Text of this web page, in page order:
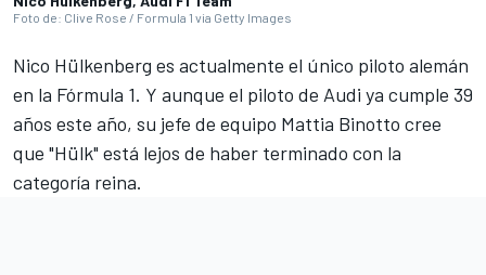
Foto de: Clive Rose / Formula 1 via Getty Images
Nico Hülkenberg es actualmente el único piloto alemán
en la Fórmula 1. Y aunque el piloto de Audi ya cumple 39
años este año, su jefe de equipo Mattia Binotto cree
que "Hülk" está lejos de haber terminado con la
categoría reina.